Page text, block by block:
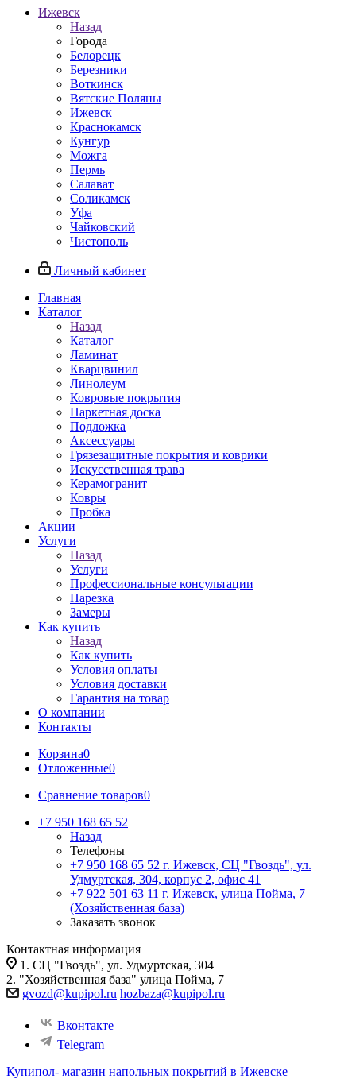
Ижевск
Назад
Города
Белорецк
Березники
Воткинск
Вятские Поляны
Ижевск
Краснокамск
Кунгур
Можга
Пермь
Салават
Соликамск
Уфа
Чайковский
Чистополь
Личный кабинет
Главная
Каталог
Назад
Каталог
Ламинат
Кварцвинил
Линолеум
Ковровые покрытия
Паркетная доска
Подложка
Аксессуары
Грязезащитные покрытия и коврики
Искусственная трава
Керамогранит
Ковры
Пробка
Акции
Услуги
Назад
Услуги
Профессиональные консультации
Нарезка
Замеры
Как купить
Назад
Как купить
Условия оплаты
Условия доставки
Гарантия на товар
О компании
Контакты
Корзина0
Отложенные0
Сравнение товаров0
+7 950 168 65 52
Назад
Телефоны
+7 950 168 65 52 г. Ижевск, СЦ "Гвоздь", ул.
Удмуртская, 304, корпус 2, офис 41
+7 922 501 63 11 г. Ижевск, улица Пойма, 7
(Хозяйственная база)
Заказать звонок
Контактная информация
1. СЦ "Гвоздь", ул. Удмуртская, 304
2. "Хозяйственная база" улица Пойма, 7
gvozd@kupipol.ru hozbaza@kupipol.ru
Вконтакте
Telegram
Купипол- магазин напольных покрытий в Ижевске